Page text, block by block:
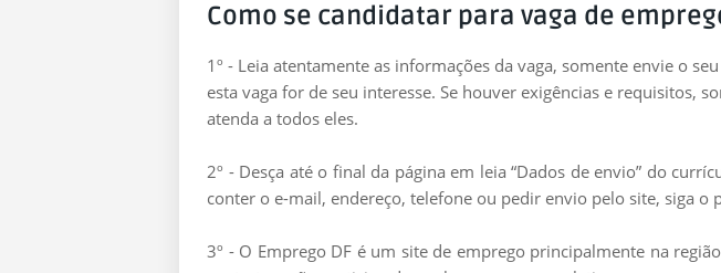
Como se candidatar para vaga de
1º - Leia atentamente as informações da vaga, somente envie o
esta vaga for de seu interesse. Se houver exigências e requisitos,
atenda a todos eles.
2º - Desça até o final da página em leia “Dados de envio” do
conter o e-mail, endereço, telefone ou pedir envio pelo site, siga o
3º - O Emprego DF é um site de emprego principalmente na